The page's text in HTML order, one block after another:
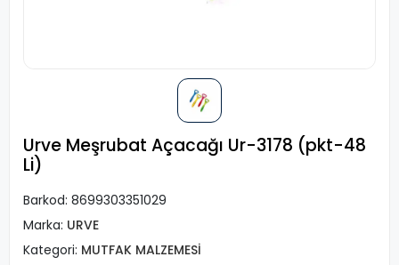
Urve Meşrubat Açacağı Ur-3178 (pkt-48
Li)
Barkod: 8699303351029
Marka: URVE
Kategori: MUTFAK MALZEMESİ